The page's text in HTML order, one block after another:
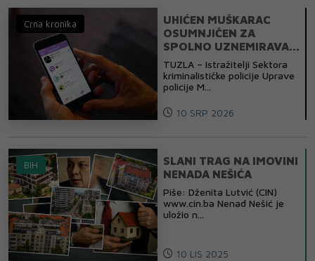
Crna kronika
UHIĆEN MUŠKARAC
OSUMNJIČEN ZA
SPOLNO UZNEMIRAVA...
TUZLA – Istražitelji Sektora
kriminalističke policije Uprave
policije M...
10 SRP 2026
BIH
SLANI TRAG NA IMOVINI
NENADA NEŠIĆA
Piše: Dženita Lutvić (CIN)
www.cin.ba Nenad Nešić je
uložio n...
10 LIS 2025